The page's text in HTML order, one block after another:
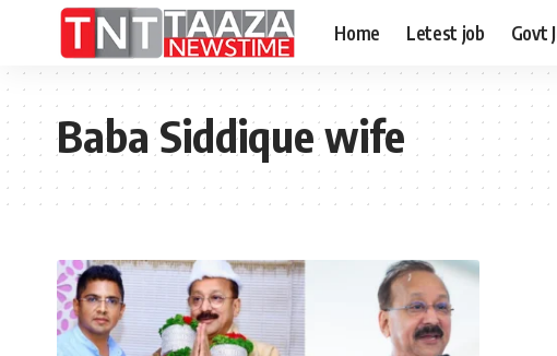
Home Letest job Govt
Baba Siddique wife